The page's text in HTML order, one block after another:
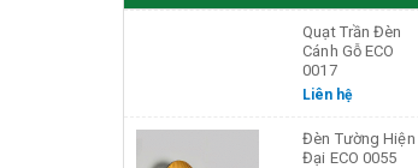
Quạt Trần Đèn
Cánh Gỗ ECO
0017
Liên hệ
Đèn Tường Hiện
Đại ECO 0055